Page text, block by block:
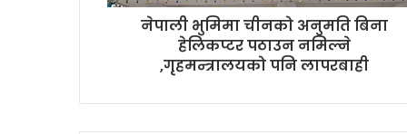
r
नेपाली भुमिमा चीनको अनुमति बिना
हेलिकप्टर पठाउन नमिल्ने
,गृहमन्त्रालयको पनि लापरबाही